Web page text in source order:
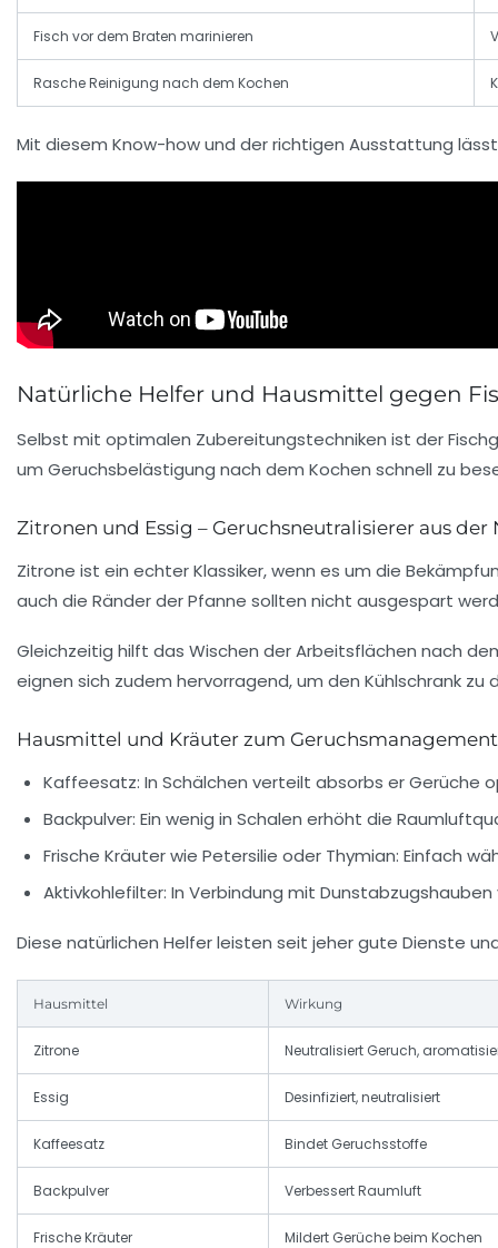
Fisch vor dem Braten marinieren
Rasche Reinigung nach dem Kochen
Mit diesem Know-how und der richtigen Ausstattung
Natürliche Helfer und Hausmittel gegen
Selbst mit optimalen Zubereitungstechniken ist der
um Geruchsbelästigung nach dem Kochen schnell zu
Zitronen und Essig – Geruchsneutralisierer aus der
Zitrone ist ein echter Klassiker, wenn es um die
auch die Ränder der Pfanne sollten nicht ausgespart
Gleichzeitig hilft das Wischen der Arbeitsflächen nach
eignen sich zudem hervorragend, um den Kühlschrank
Hausmittel und Kräuter zum Geruchsmanagement
Kaffeesatz: In Schälchen verteilt absorbs er Gerüche
Backpulver: Ein wenig in Schalen erhöht die
Frische Kräuter wie Petersilie oder Thymian: Einfach
Aktivkohlefilter: In Verbindung mit
Diese natürlichen Helfer leisten seit jeher gute Dienste
Hausmittel Wirkung
Zitrone Neutralisiert Geruch,
Essig Desinfiziert, neutralisiert
Kaffeesatz Bindet Geruchsstoffe
Backpulver Verbessert Raumluft
Frische Kräuter Mildert Gerüche beim Kochen